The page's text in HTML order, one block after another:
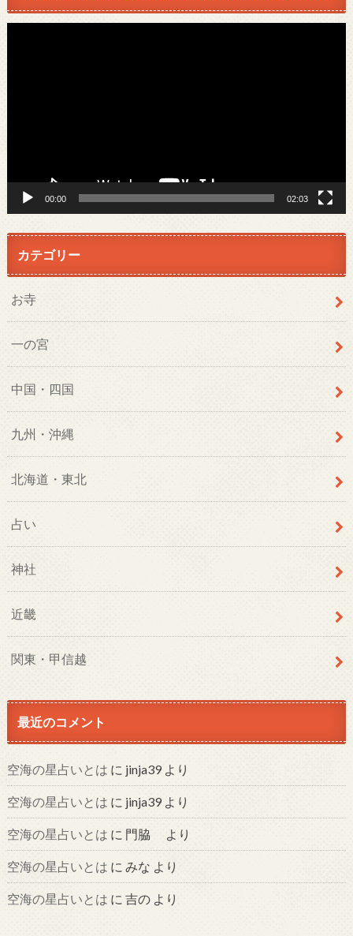
00:00 02:03
カテゴリー
お寺
一の宮
中国・四国
九州・沖縄
北海道・東北
占い
神社
近畿
関東・甲信越
最近のコメント
空海の星占いとは に jinja39より
空海の星占いとは に jinja39より
空海の星占いとは に 門脇 より
空海の星占いとは に みな より
空海の星占いとは に 吉のより